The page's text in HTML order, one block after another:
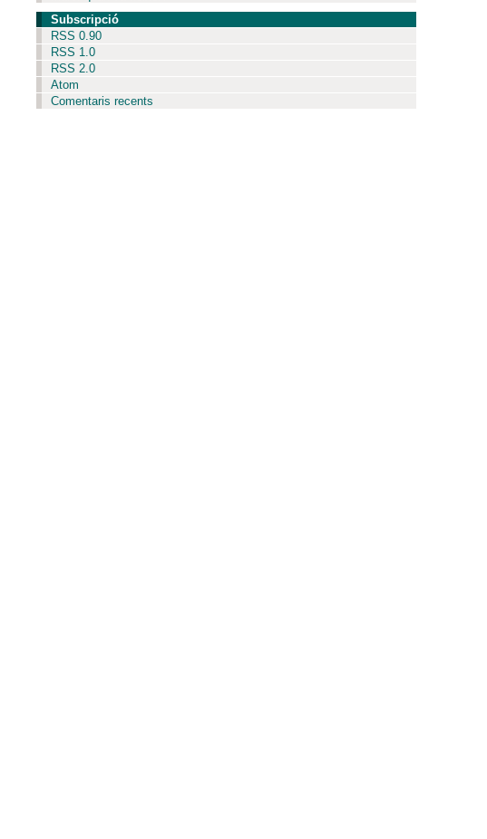
Subscripció
RSS 0.90
RSS 1.0
RSS 2.0
Atom
Comentaris recents